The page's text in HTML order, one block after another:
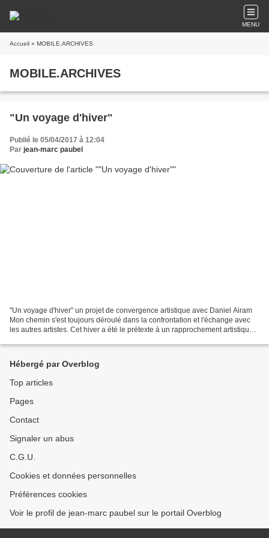
MENU
Accueil » MOBILE.ARCHIVES
MOBILE.ARCHIVES
"Un voyage d'hiver"
Publié le 05/04/2017 à 12:04
Par jean-marc paubel
"Un voyage d'hiver" un projet de convergence artistique avec Daniel Airam
Mon chemin s'est toujours déroulé dans la confrontation et l'échange avec
les autres artistes. Cet hiver a été le prétexte à un rapprochement artistique
Hébergé par Overblog
Top articles
Pages
Contact
Signaler un abus
C.G.U.
Cookies et données personnelles
Préférences cookies
Voir le profil de jean-marc paubel sur le portail Overblog